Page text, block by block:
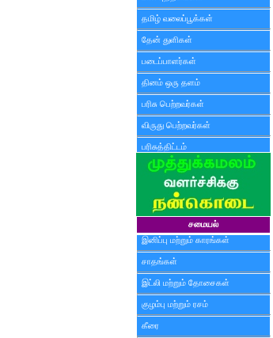
தமிழ் வலைப்பூக்கள்
தேன் துளிகள்
படைப்பாளர்கள்
தினம் ஒரு தளம்
பரிசு பெற்றவர்கள்
விருது பெற்றவர்கள்
பரிசுத்திட்டம்
சமையல்
இனிப்பு மற்றும் காரங்கள்
சாதங்கள்
இட்லி மற்றும் தோசைகள்
குழம்பு மற்றும் ரசம்
கீரை